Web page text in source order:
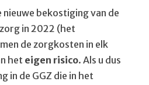
bekostiging van de
in 2022 (het
de zorgkosten in elk
het eigen risico. Als u dus
in de GGZ die in het